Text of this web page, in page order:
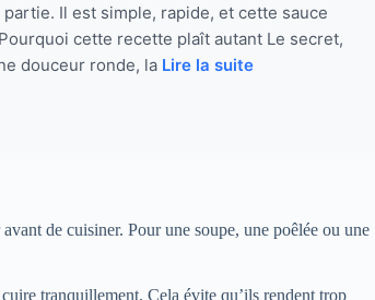
Il est simple, rapide, et cette sauce
cette recette plaît autant Le secret,
douceur ronde, la Lire la suite
de cuisiner. Pour une soupe, une poêlée ou une
tranquillement. Cela évite qu’ils rendent trop